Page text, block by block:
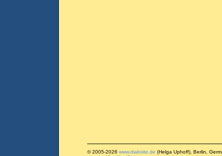
© 2005-2026 www.diabsite.de (Helga Uphoff), Berlin,